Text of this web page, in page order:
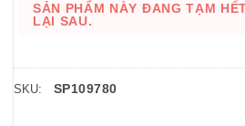
SẢN PHẨM NÀY ĐANG TẠM
LẠI SAU.
SKU: SP109780